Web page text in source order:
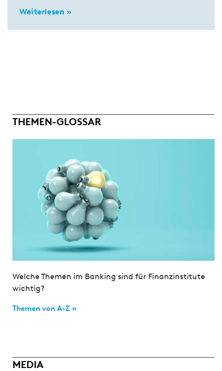
Weiterlesen »
THEMEN-GLOSSAR
Welche Themen im Banking sind für Finanzinstitute
wichtig?
Themen von A-Z »
MEDIA